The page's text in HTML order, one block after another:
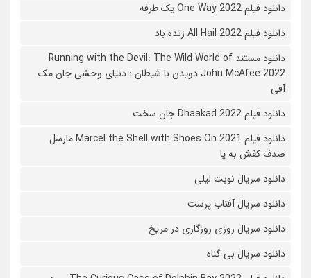
دانلود فیلم One Way 2022 یک طرفه
دانلود فیلم All Hail 2022 زنده باد
دانلود مستند Running with the Devil: The Wild World of
John McAfee 2022 دویدن با شیطان : دنیای وحشی جان مک
آفی
دانلود فیلم Dhaakad 2022 جان سخت
دانلود فیلم Marcel the Shell with Shoes On 2021 مارسل
صدف کفش به پا
دانلود سریال نوبت لیلی
دانلود سریال آفتاب پرست
دانلود سریال روزی روزگاری در مریخ
دانلود سریال بی گناه